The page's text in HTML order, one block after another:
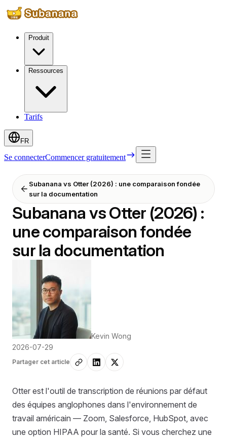
Produit
Ressources
Tarifs
FR
Se connecterCommencer gratuitement
Subanana vs Otter (2026) : une comparaison fondée
sur la documentation
Subanana vs Otter (2026) :
une comparaison fondée
sur la documentation
Kevin Wong
2026-07-29
Partager cet article
Otter est l'outil de transcription de réunions par défaut
des équipes anglophones dans l'environnement de
travail américain — Zoom, Salesforce, HubSpot, avec
une option HIPAA pour la santé. Si vous cherchez une